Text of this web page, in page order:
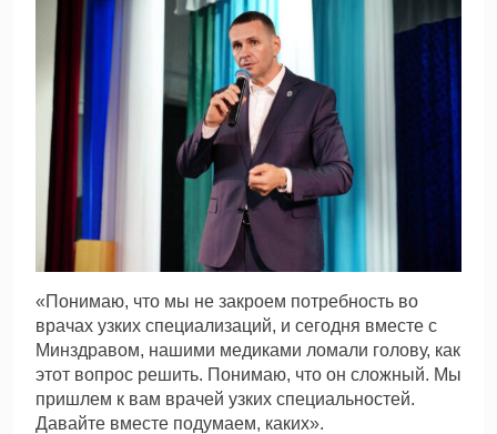
«Понимаю, что мы не закроем потребность во
врачах узких специализаций, и сегодня вместе с
Минздравом, нашими медиками ломали голову, как
этот вопрос решить. Понимаю, что он сложный. Мы
пришлем к вам врачей узких специальностей.
Давайте вместе подумаем, каких».